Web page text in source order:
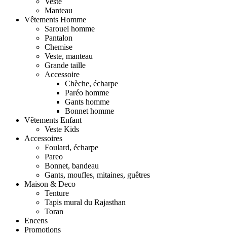
Manteau
Vêtements Homme
Sarouel homme
Pantalon
Chemise
Veste, manteau
Grande taille
Accessoire
Chèche, écharpe
Paréo homme
Gants homme
Bonnet homme
Vêtements Enfant
Veste Kids
Accessoires
Foulard, écharpe
Pareo
Bonnet, bandeau
Gants, moufles, mitaines, guêtres
Maison & Deco
Tenture
Tapis mural du Rajasthan
Toran
Encens
Promotions